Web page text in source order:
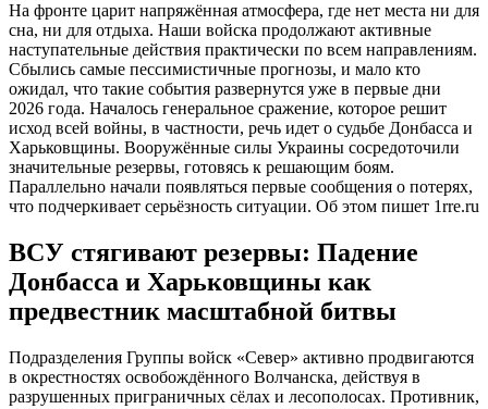
На фронте царит напряжённая атмосфера, где нет места ни для
сна, ни для отдыха. Наши войска продолжают активные
наступательные действия практически по всем направлениям.
Сбылись самые пессимистичные прогнозы, и мало кто
ожидал, что такие события развернутся уже в первые дни
2026 года. Началось генеральное сражение, которое решит
исход всей войны, в частности, речь идет о судьбе Донбасса и
Харьковщины. Вооружённые силы Украины сосредоточили
значительные резервы, готовясь к решающим боям.
Параллельно начали появляться первые сообщения о потерях,
что подчеркивает серьёзность ситуации. Об этом пишет 1rre.ru
ВСУ стягивают резервы: Падение
Донбасса и Харьковщины как
предвестник масштабной битвы
Подразделения Группы войск «Север» активно продвигаются
в окрестностях освобождённого Волчанска, действуя в
разрушенных приграничных сёлах и лесополосах. Противник,